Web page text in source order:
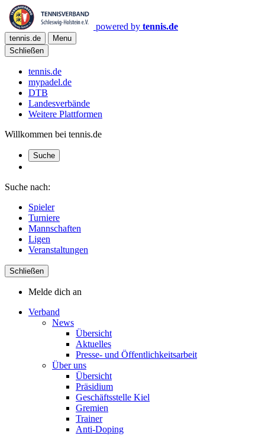
powered by tennis.de
tennis.de
Menu
Schließen
tennis.de
mypadel.de
DTB
Landesverbände
Weitere Plattformen
Willkommen bei tennis.de
Suche
Suche nach:
Spieler
Turniere
Mannschaften
Ligen
Veranstaltungen
Schließen
Melde dich an
Verband
News
Übersicht
Aktuelles
Presse- und Öffentlichkeitsarbeit
Über uns
Übersicht
Präsidium
Geschäftsstelle Kiel
Gremien
Trainer
Anti-Doping